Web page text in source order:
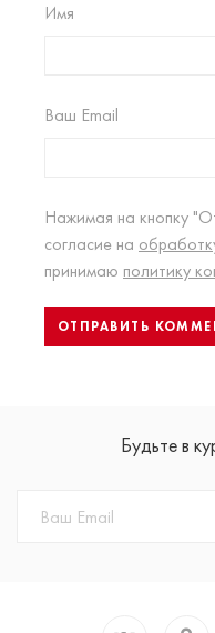
Имя
Ваш Email
Нажимая на кнопку
согласие на
принимаю политику
Будьте в